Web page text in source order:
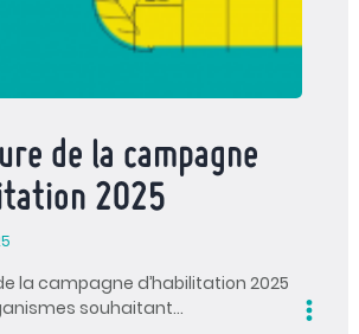
de la campagne
2025
la campagne d’habilitation 2025
souhaitant…